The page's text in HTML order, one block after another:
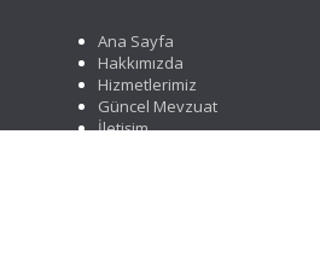
Ana Sayfa
Hakkımızda
Hizmetlerimiz
Güncel Mevzuat
İletişim